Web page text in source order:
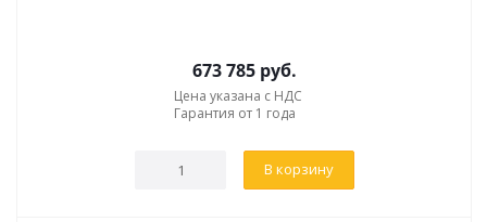
673 785 руб.
Цена указана с НДС
Гарантия от 1 года
В корзину